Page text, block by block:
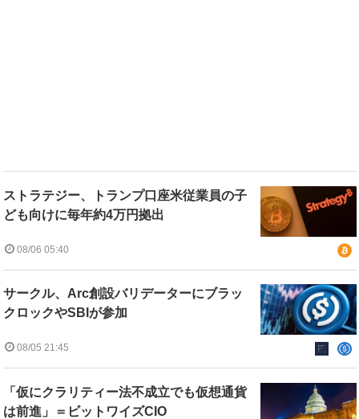
ストラテジー、トランプ口座米従業員の子
ども向けに毎年約4万円拠出
08/06 05:40
サークル、Arc創設バリデーターにブラッ
クロックやSBIが参加
08/05 21:45
「仮にクラリティー法不成立でも仮想通貨
は前進」＝ビットワイズCIO